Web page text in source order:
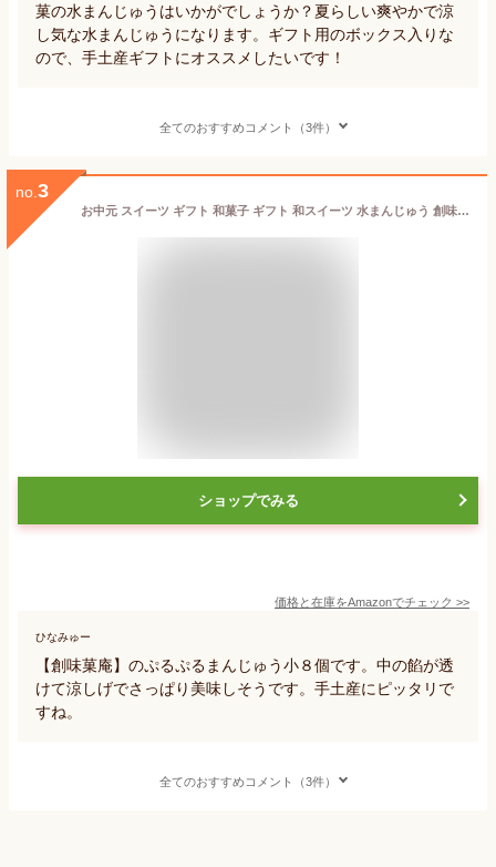
菓の水まんじゅうはいかがでしょうか？夏らしい爽やかで涼
し気な水まんじゅうになります。ギフト用のボックス入りな
ので、手土産ギフトにオススメしたいです！
全てのおすすめコメント（3件）
no. 3
お中元 スイーツ ギフト 和菓子 ギフト 和スイーツ 水まんじゅう 創味菓庵 ぷるぷる水まんじゅう 8個 葛餅 お菓子
ショップでみる
価格と在庫をAmazonでチェック >>
ひなみゅー
【創味菓庵】のぷるぷるまんじゅう小８個です。中の餡が透
けて涼しげでさっぱり美味しそうです。手土産にピッタリで
すね。
全てのおすすめコメント（3件）